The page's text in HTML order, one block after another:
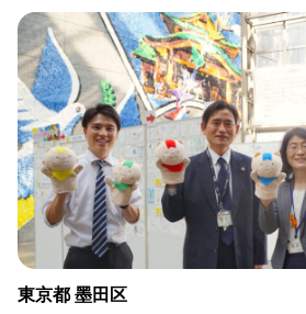
東京都 墨田区